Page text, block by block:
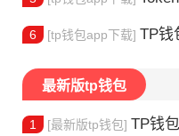
6 [tp钱包app下载] TP钱包
最新版tp钱包
1 [最新版tp钱包] TP钱包